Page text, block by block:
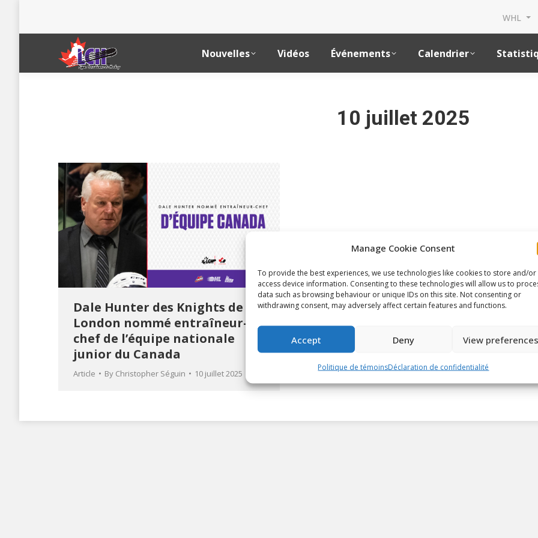
Manage Cookie Consent
To provide the best experiences, we use technologies like cookies to store and/or
access device information. Consenting to these technologies will allow us to
data such as browsing behaviour or unique IDs on this site. Not consenting or
withdrawing consent, may adversely affect certain features and functions.
Accept Deny View preferences
Politique de témoinsDéclaration de confidentialité
WHL
Nouvelles Vidéos Événements Calendrier
10 juillet 2025
Dale Hunter des Knights de
London nommé entraîneur-
chef de l’équipe nationale
junior du Canada
Article By Christopher Séguin 10 juillet 2025